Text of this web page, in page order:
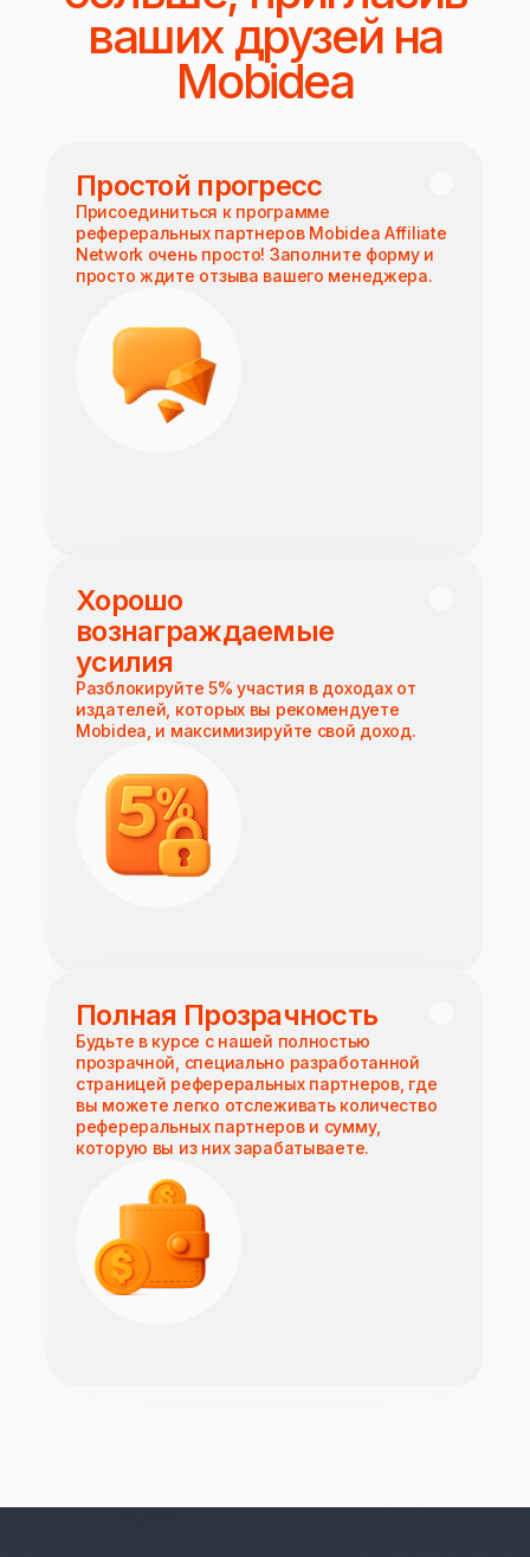
ваших друзей на
Mobidea
Простой прогресс
Присоединиться к программе
рефереральных партнеров Mobidea Affiliate
Network очень просто! Заполните форму и
просто ждите отзыва вашего менеджера.
Хорошо
вознаграждаемые
усилия
Разблокируйте 5% участия в доходах от
издателей, которых вы рекомендуете
Mobidea, и максимизируйте свой доход.
Полная Прозрачность
Будьте в курсе с нашей полностью
прозрачной, специально разработанной
страницей рефереральных партнеров, где
вы можете легко отслеживать количество
рефереральных партнеров и сумму,
которую вы из них зарабатываете.